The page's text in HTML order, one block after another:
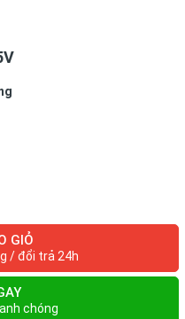
GIỎ
/ đổi trả 24h
chóng